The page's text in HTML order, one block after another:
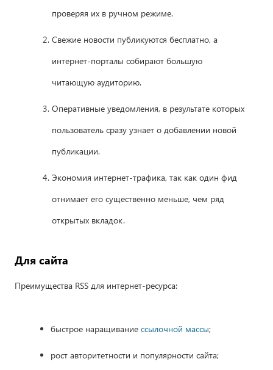
проверяя их в ручном режиме.
Свежие новости публикуются бесплатно, а
интернет-порталы собирают большую
читающую аудиторию.
Оперативные уведомления, в результате которых
пользователь сразу узнает о добавлении новой
публикации.
Экономия интернет-трафика, так как один фид
отнимает его существенно меньше, чем ряд
открытых вкладок.
Для сайта
Преимущества RSS для интернет-ресурса:
быстрое наращивание ссылочной массы;
рост авторитетности и популярности сайта;